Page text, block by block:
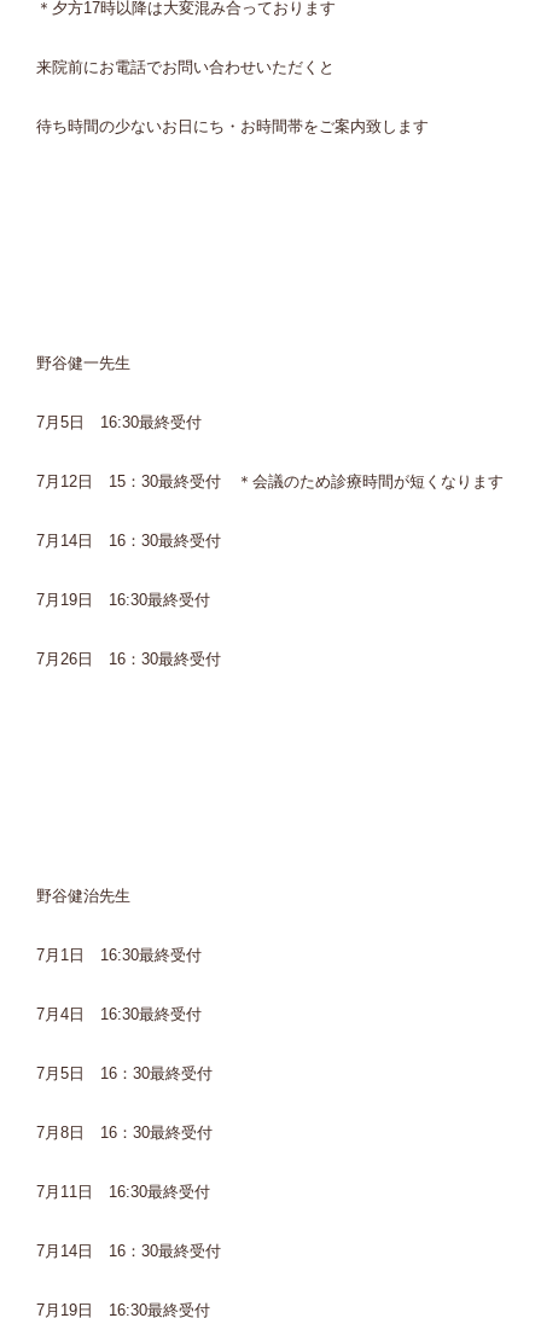
＊夕方17時以降は大変混み合っております
来院前にお電話でお問い合わせいただくと
待ち時間の少ないお日にち・お時間帯をご案内致します
野谷健一先生
7月5日 16:30最終受付
7月12日 15：30最終受付 ＊会議のため診療時間が短くなります
7月14日 16：30最終受付
7月19日 16:30最終受付
7月26日 16：30最終受付
野谷健治先生
7月1日 16:30最終受付
7月4日 16:30最終受付
7月5日 16：30最終受付
7月8日 16：30最終受付
7月11日 16:30最終受付
7月14日 16：30最終受付
7月19日 16:30最終受付